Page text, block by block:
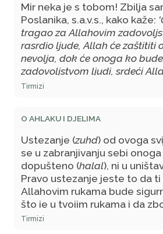
Mir neka je s tobom! Zbilja
Poslanika, s.a.v.s., kako kaže:
tragao za Allahovim
rasrdio ljude, Allah će zaštititi
nevolja, dok će onoga ko
zadovoljstvom ljudi, srdeći
prepustiti ljudima.
Tirmizi
O AHLAKU I DJELIMA
Ustezanje (zuhd) od ovoga
se u zabranjivanju sebi
dopušteno (halal), ni u
Pravo ustezanje jeste to da
Allahovim rukama bude
što je u tvojim rukama i da
(sevapa
Tirmizi